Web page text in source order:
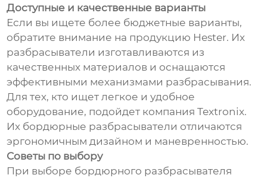
Доступные и качественные варианты
Если вы ищете более бюджетные варианты,
обратите внимание на продукцию Hester. Их
разбрасыватели изготавливаются из
качественных материалов и оснащаются
эффективными механизмами разбрасывания.
Для тех, кто ищет легкое и удобное
оборудование, подойдет компания Textronix.
Их бордюрные разбрасыватели отличаются
эргономичным дизайном и маневренностью.
Советы по выбору
При выборе бордюрного разбрасывателя